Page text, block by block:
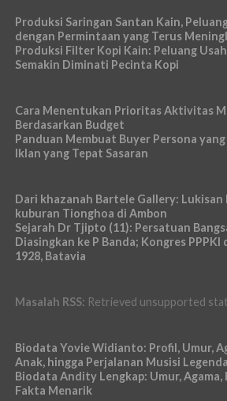
Produksi Saringan Santan Kain,
dengan Permintaan yang Terus
Produksi Filter Kopi Kain: Peluang
Semakin Diminati Pecinta Kopi
Cara Menentukan Prioritas Aktivitas
Berdasarkan Budget
Panduan Membuat Buyer Persona
Iklan yang Tepat Sasaran
Dari khazanah Bartele Gallery:
kuburan Tionghoa di Ambon
Sejarah Dr Tjipto (11): Persatuan
Diasingkan ke P Banda; Kongres PPPKI
1928, Batavia
Masalah RSS: Retrieved unsupported
Biodata Yovie Widianto: Profil, Umur,
Anak, hingga Perjalanan Musisi
Biodata Andity Lengkap: Umur, Agama,
Fakta Menarik